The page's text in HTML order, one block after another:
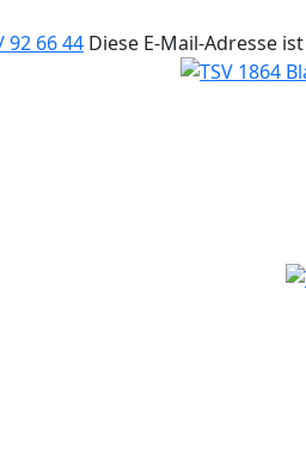
92 66 44 Diese E-Mail-Adresse